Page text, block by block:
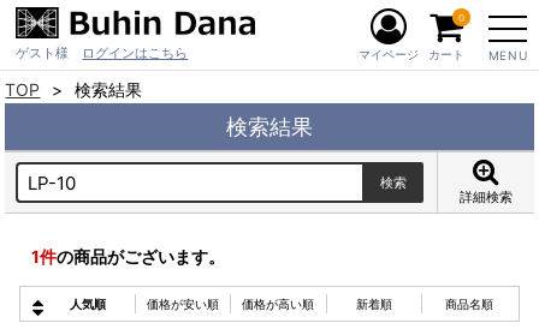
ゲスト様 ログインはこちら MENU
マイページ カート
0
TOP 検索結果
検索結果
詳細検索
1件の商品がございます。
人気順 価格が安い順 価格が高い順 新着順 商品名順